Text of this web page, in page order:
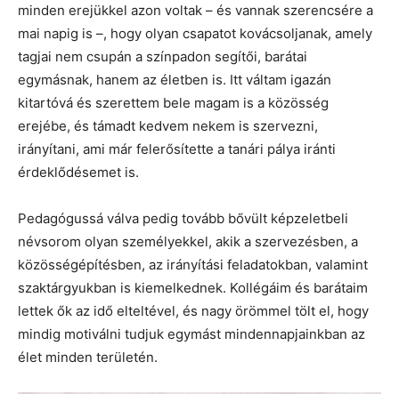
minden erejükkel azon voltak – és vannak szerencsére a
mai napig is –, hogy olyan csapatot kovácsoljanak, amely
tagjai nem csupán a színpadon segítői, barátai
egymásnak, hanem az életben is. Itt váltam igazán
kitartóvá és szerettem bele magam is a közösség
erejébe, és támadt kedvem nekem is szervezni,
irányítani, ami már felerősítette a tanári pálya iránti
érdeklődésemet is.
Pedagógussá válva pedig tovább bővült képzeletbeli
névsorom olyan személyekkel, akik a szervezésben, a
közösségépítésben, az irányítási feladatokban, valamint
szaktárgyukban is kiemelkednek. Kollégáim és barátaim
lettek ők az idő elteltével, és nagy örömmel tölt el, hogy
mindig motiválni tudjuk egymást mindennapjainkban az
élet minden területén.